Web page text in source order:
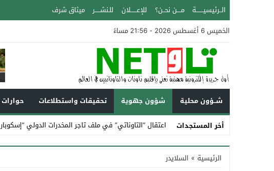
الــرئيسيـــــــة مــــن نحــن؟ للإعــــــلان للـنشـــــر ميثاق شرف
الخميس 6 أغسطس 2026 - 21:56 مساءً
شــؤون محلية شؤون جهوية تحقيقات واستطلاعات
أخر المستجدات
اعتقال “التاوناتي” في ملف تاجر المخدرات الدولي “إسكوبار
Stop
Previous
الرئيسية » السلايدر